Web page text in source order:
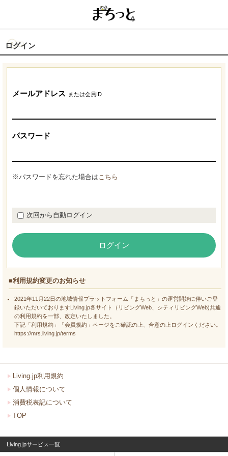
ログイン
メールアドレス または会員ID
パスワード
※パスワードを忘れた場合はこちら
次回から自動ログイン
ログイン
■利用規約変更のお知らせ
2021年11月22日の地域情報プラットフォーム「まちっと」の運営開始に伴いご登
録いただいておりますLiving.jp各サイト（リビングWeb、シティリビングWeb)共通
の利用規約を一部、改定いたしました。
下記「利用規約」「会員規約」ページをご確認の上、合意の上ログインください。
https://mrs.living.jp/terms
Living.jp利用規約
個人情報について
消費税表記について
TOP
Living.jpサービス一覧